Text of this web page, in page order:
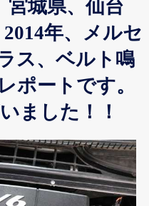
宮城県、仙台
年、メルセ
ス、ベルト鳴
ポートです。
ました！！